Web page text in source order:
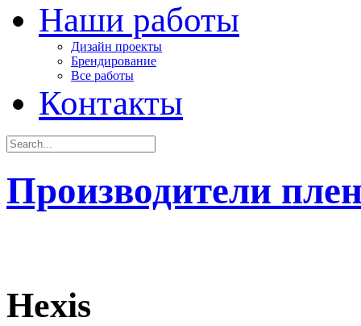
Наши работы
Дизайн проекты
Брендирование
Все работы
Контакты
Производители
Hexis